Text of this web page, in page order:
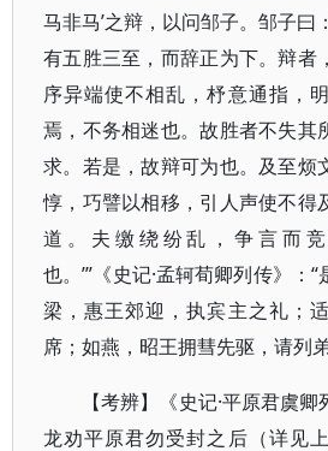
马非马’之辩，以问邹子。邹子曰
有五胜三至，而辞正为下。辩者
序异端使不相乱，杼意通指，
焉，不务相迷也。故胜者不失其
求。若是，故辩可为也。及至烦
惇，巧譬以相移，引人声使不得
道。夫缴绕纷乱，争言而
也。’”《史记·孟轲荀卿列传》：
梁，惠王郊迎，执宾主之礼；
席；如燕，昭王拥彗先驱，请列
【考辨】《史记·平原君虞
龙劝平原君勿受封之后（详见